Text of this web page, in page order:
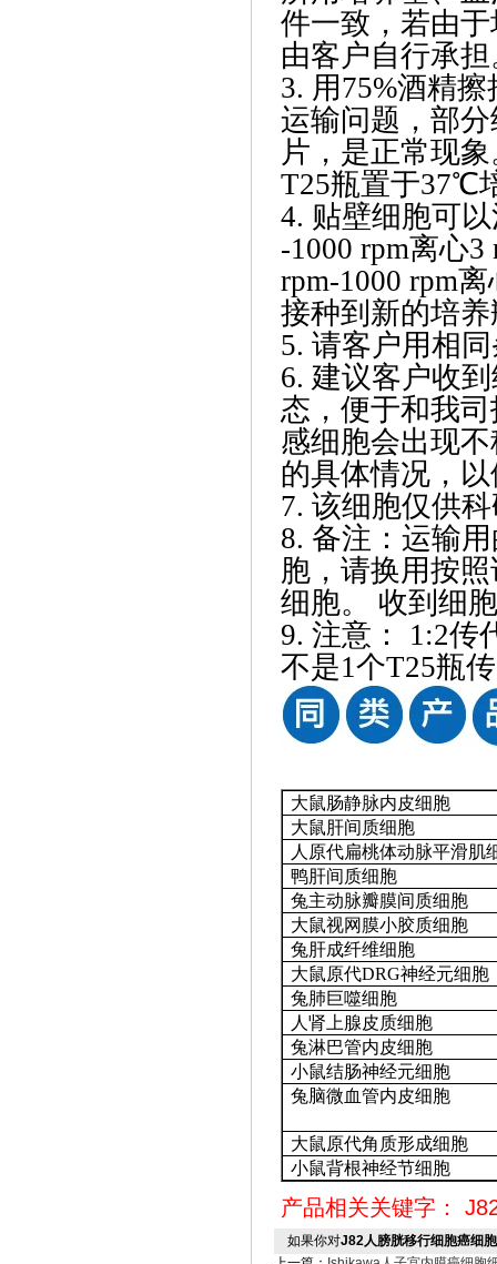
件一致，若由
由客户自行承担
3. 用75%酒精
运输问题，部
片，是正常现
T25瓶置于37℃
4. 贴壁细胞可
-1000 rpm离心
rpm-1000 rpm
接种到新的培
5. 请客户用相
6. 建议客户收
态，便于和我
感细胞会出现
的具体情况，
7. 该细胞仅供
8. 备注：运输
胞，请换用按
细胞。 收到细
9. 注意： 1:2传
不是1个T25瓶
大鼠肠静脉内皮细胞
大鼠肝间质细胞
人原代扁桃体动脉平滑肌
鸭肝间质细胞
兔主动脉瓣膜间质细胞
大鼠视网膜小胶质细胞
兔肝成纤维细胞
大鼠原代DRG神经元细胞
兔肺巨噬细胞
人肾上腺皮质细胞
兔淋巴管内皮细胞
小鼠结肠神经元细胞
兔脑微血管内皮细胞
大鼠原代角质形成细胞
小鼠背根神经节细胞
产品相关关键字：
如果你对J82人膀胱移行细胞癌细